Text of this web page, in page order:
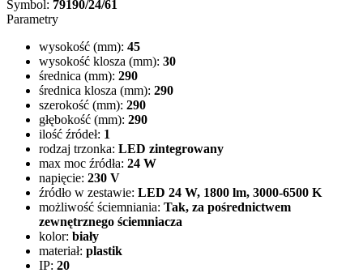
Symbol: 79190/24/61
Parametry
wysokość (mm): 45
wysokość klosza (mm): 30
średnica (mm): 290
średnica klosza (mm): 290
szerokość (mm): 290
głębokość (mm): 290
ilość źródeł: 1
rodzaj trzonka: LED zintegrowany
max moc źródła: 24 W
napięcie: 230 V
źródło w zestawie: LED 24 W, 1800 lm, 3000-6500 K
możliwość ściemniania: Tak, za pośrednictwem
zewnętrznego ściemniacza
kolor: biały
materiał: plastik
IP: 20